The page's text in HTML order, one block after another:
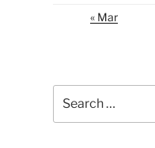
« Mar
for: